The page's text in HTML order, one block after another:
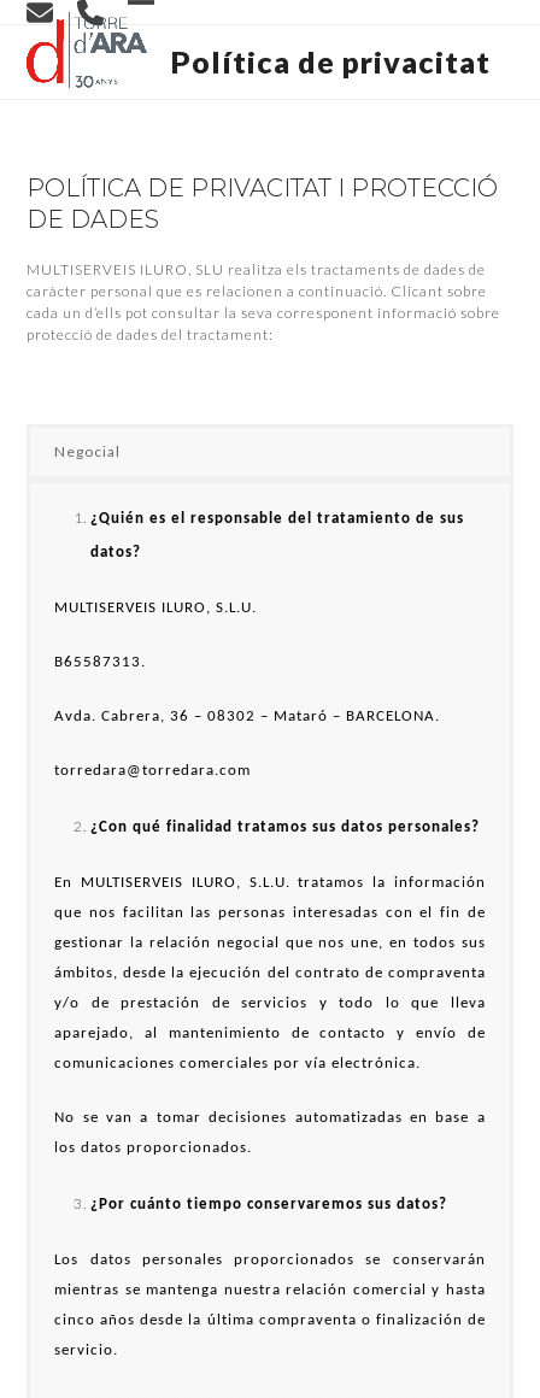
Skip
content
Open
mobile
Close
mobile
Política de privacitat
POLÍTICA DE PRIVACITAT I PROTECCIÓ
DE DADES
MULTISERVEIS ILURO, SLU realitza els tractaments de dades de
caràcter personal que es relacionen a continuació. Clicant sobre
cada un d’ells pot consultar la seva corresponent informació sobre
protecció de dades del tractament:
Negocial
¿Quién es el responsable del tratamiento de sus
datos?
MULTISERVEIS ILURO, S.L.U.
B65587313.
Avda. Cabrera, 36 – 08302 – Mataró – BARCELONA.
torredara@torredara.com
¿Con qué finalidad tratamos sus datos personales?
En MULTISERVEIS ILURO, S.L.U. tratamos la información
que nos facilitan las personas interesadas con el fin de
gestionar la relación negocial que nos une, en todos sus
ámbitos, desde la ejecución del contrato de compraventa
y/o de prestación de servicios y todo lo que lleva
aparejado, al mantenimiento de contacto y envío de
comunicaciones comerciales por vía electrónica.
No se van a tomar decisiones automatizadas en base a
los datos proporcionados.
¿Por cuánto tiempo conservaremos sus datos?
Los datos personales proporcionados se conservarán
mientras se mantenga nuestra relación comercial y hasta
cinco años desde la última compraventa o finalización de
servicio.